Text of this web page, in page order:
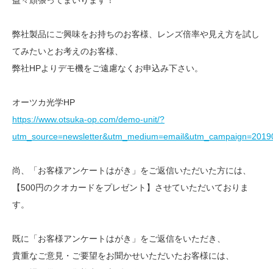
弊社製品にご興味をお持ちのお客様、レンズ倍率や見え方を試し
てみたいとお考えのお客様、
弊社HPよりデモ機をご遠慮なくお申込み下さい。
オーツカ光学HP
https://www.otsuka-op.com/demo-unit/?
尚、「お客様アンケートはがき」をご返信いただいた方には、
【500円のクオカードをプレゼント】させていただいておりま
す。
既に「お客様アンケートはがき」をご返信をいただき、
貴重なご意見・ご要望をお聞かせいただいたお客様には、